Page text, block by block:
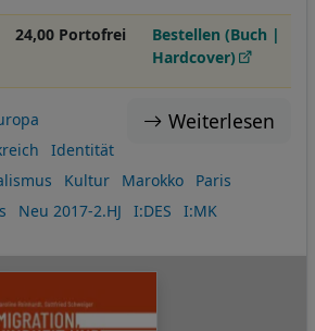
24,00 Portofrei
Bestellen (Buch |
Hardcover)
Weiterlesen
Identität
Kultur Marokko
Paris
Neu 2017-2.HJ I:DES I:MK